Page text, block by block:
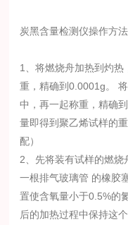
炭黑含量检测仪操作方法
1、将燃烧舟加热到灼
重，精确到0.0001g。
中，再一起称重，精确
量即得到聚乙烯试样的
配）
2、先将装有试样的燃
一根排气玻璃管 的橡胶
置使含氧量小于0.5%的
后的加热过程中保持这个